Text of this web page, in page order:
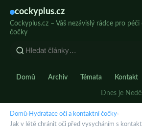
cockyplus.cz
Cockyplus.cz – Váš nezávislý rádce pro
čočky
Domů Archiv Témata Kontakt
Dnes je
Domů› Hydratace očí a kontaktní čočky›
Jak v létě chránit oči před vysycháním s